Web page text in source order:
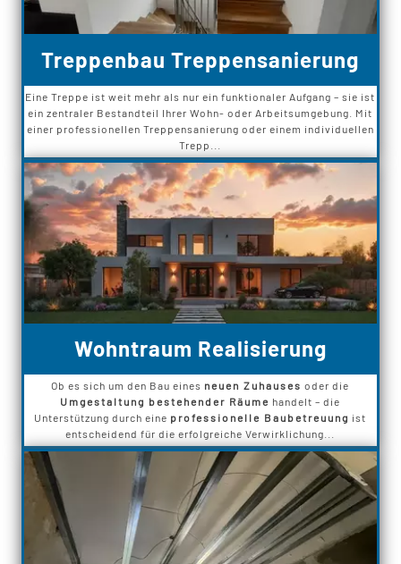
Treppenbau Treppensanierung
Eine Treppe ist weit mehr als nur ein funktionaler Aufgang – sie ist
ein zentraler Bestandteil Ihrer Wohn- oder Arbeitsumgebung. Mit
einer professionellen Treppensanierung oder einem individuellen
Trepp...
Wohntraum Realisierung
Ob es sich um den Bau eines neuen Zuhauses oder die
Umgestaltung bestehender Räume handelt – die
Unterstützung durch eine professionelle Baubetreuung ist
entscheidend für die erfolgreiche Verwirklichung...